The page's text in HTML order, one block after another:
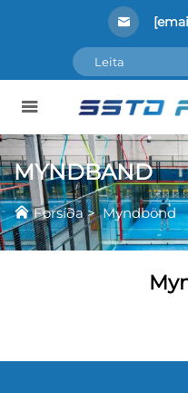
MYNDBAND
Forsíða>Myndbönd